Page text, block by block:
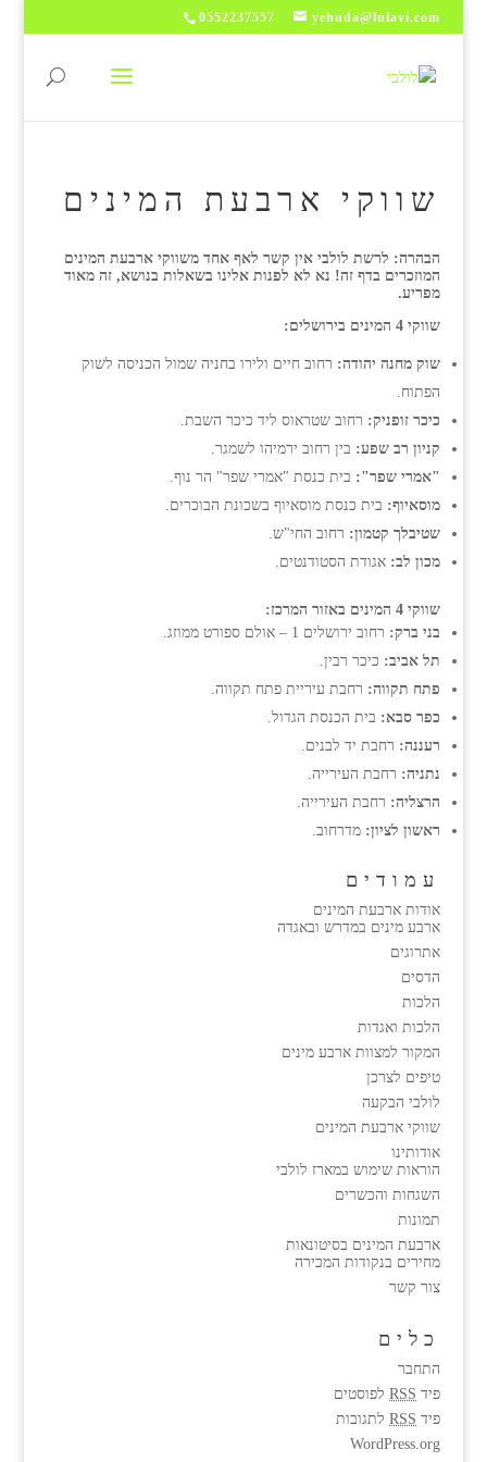
0552237557 yehuda@lulavi.com
שווקי ארבעת המינים
הבהרה: לרשת לולבי אין קשר לאף אחד משווקי ארבעת המינים
המוזכרים בדף זה! נא לא לפנות אלינו בשאלות בנושא, זה מאוד
מפריע.
שווקי 4 המינים בירושלים:
שוק מחנה יהודה: רחוב חיים ולירו בחניה שמול הכניסה לשוק
הפתוח.
כיכר זופניק: רחוב שטראוס ליד כיכר השבת.
קניון רב שפע: בין רחוב ירמיהו לשמגר.
"אמרי שפר": בית כנסת "אמרי שפר" הר נוף.
מוסאיוף: בית כנסת מוסאיוף בשכונת הבוכרים.
שטיבלך קטמון: רחוב החי"ש.
מכון לב: אגודת הסטודנטים.
שווקי 4 המינים באזור המרכז:
בני ברק: רחוב ירושלים 1 – אולם ספורט ממוזג.
תל אביב: כיכר רבין.
פתח תקווה: רחבת עיריית פתח תקווה.
כפר סבא: בית הכנסת הגדול.
רעננה: רחבת יד לבנים.
נתניה: רחבת העירייה.
הרצליה: רחבת העירייה.
ראשון לציון: מדרחוב.
עמודים
אודות ארבעת המינים
ארבע מינים במדרש ובאגדה
אתרוגים
הדסים
הלכות
הלכות ואגדות
המקור למצוות ארבע מינים
טיפים לצרכן
לולבי הבקעה
שווקי ארבעת המינים
אודותינו
הוראות שימוש במארז לולבי
השגחות והכשרים
תמונות
ארבעת המינים בסיטונאות
מחירים בנקודות המכירה
צור קשר
כלים
התחבר
פיד RSSלפוסטים
פיד RSSלתגובות
WordPress.org